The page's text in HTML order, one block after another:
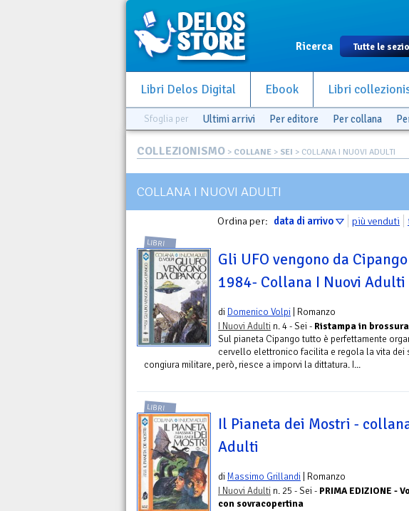
Ricerca
Libri Delos Digital Ebook Libri
Sfoglia per Ultimi arrivi Per editore Per collana
COLLEZIONISMO > COLLANE > SEI > COLLANA I NUOVI ADULTI
COLLANA I NUOVI ADULTI
Ordina per: data di arrivo più venduti
LIBRI
Gli UFO vengono da
1984- Collana I Nuovi Adulti
di Domenico Volpi | Romanzo
I Nuovi Adulti n. 4 - Sei - Ristampa in
Sul pianeta Cipango tutto è perfettamente
cervello elettronico facilita e regola la vita dei
congiura militare, però, riesce a imporvi la dittatura. I...
LIBRI
Il Pianeta dei Mostri -
Adulti
di Massimo Grillandi | Romanzo
I Nuovi Adulti n. 25 - Sei - PRIMA EDIZIONE -
con sovracopertina